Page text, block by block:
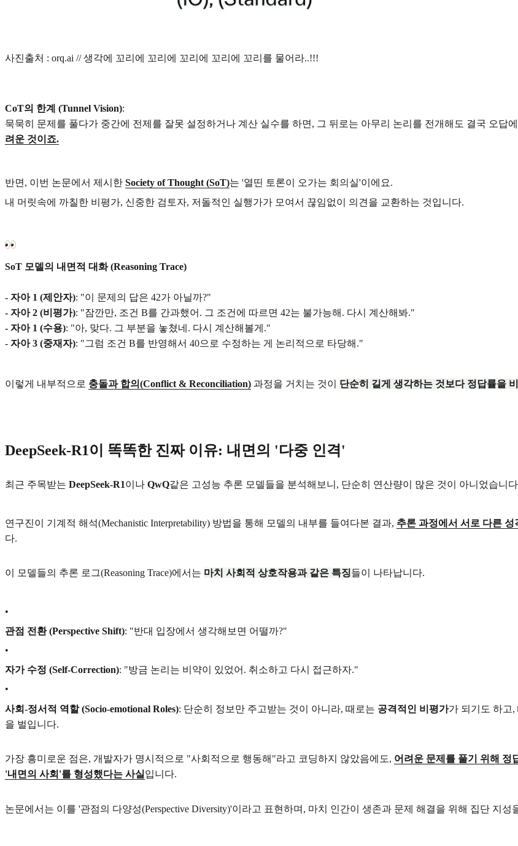
사진출처 : orq.ai // 생각에 꼬리에 꼬리에 꼬리에 꼬리에 꼬리를 물어라..!!!
CoT의 한계 (Tunnel Vision):
묵묵히 문제를 풀다가 중간에 전제를 잘못 설정하거나 계산 실수를 하면, 그 뒤로는 아무리 논리를 전개해도 결국 오답
려운 것이죠.
반면, 이번 논문에서 제시한 Society of Thought (SoT)는 '열띤 토론이 오가는 회의실'이에요.
내 머릿속에 까칠한 비평가, 신중한 검토자, 저돌적인 실행가가 모여서 끊임없이 의견을 교환하는 것입니다.
SoT 모델의 내면적 대화 (Reasoning Trace)
- 자아 1 (제안자): "이 문제의 답은 42가 아닐까?"
- 자아 2 (비평가): "잠깐만, 조건 B를 간과했어. 그 조건에 따르면 42는 불가능해. 다시 계산해봐."
- 자아 1 (수용): "아, 맞다. 그 부분을 놓쳤네. 다시 계산해볼게."
- 자아 3 (중재자): "그럼 조건 B를 반영해서 40으로 수정하는 게 논리적으로 타당해."
이렇게 내부적으로 충돌과 합의(Conflict & Reconciliation) 과정을 거치는 것이 단순히 길게 생각하는 것보다 정답률을
DeepSeek-R1이 똑똑한 진짜 이유: 내면의 '다중 인격'
최근 주목받는 DeepSeek-R1이나 QwQ같은 고성능 추론 모델들을 분석해보니, 단순히 연산량이 많은 것이 아니었습니
연구진이 기계적 해석(Mechanistic Interpretability) 방법을 통해 모델의 내부를 들여다본 결과, 추론 과정에서 서로 다른 성
다.
이 모델들의 추론 로그(Reasoning Trace)에서는 마치 사회적 상호작용과 같은 특징들이 나타납니다.
•
관점 전환 (Perspective Shift): "반대 입장에서 생각해보면 어떨까?"
•
자가 수정 (Self-Correction): "방금 논리는 비약이 있었어. 취소하고 다시 접근하자."
•
사회-정서적 역할 (Socio-emotional Roles): 단순히 정보만 주고받는 것이 아니라, 때로는 공격적인 비평가가 되기도 하고,
을 벌입니다.
가장 흥미로운 점은, 개발자가 명시적으로 "사회적으로 행동해"라고 코딩하지 않았음에도, 어려운 문제를 풀기 위해 정
'내면의 사회'를 형성했다는 사실 입니다.
논문에서는 이를 '관점의 다양성(Perspective Diversity)'이라고 표현하며, 마치 인간이 생존과 문제 해결을 위해 집단 지